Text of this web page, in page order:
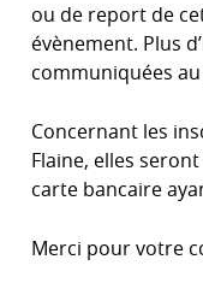
ou de report de
évènement. Plus
communiquées
Concernant les
Flaine, elles
carte bancaire
Merci pour votre